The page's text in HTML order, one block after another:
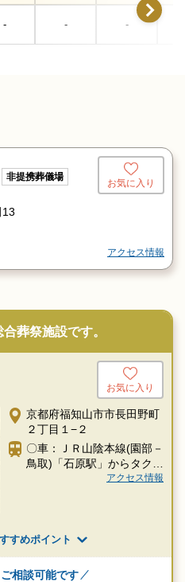
- - -
非提携葬儀場
お気に入り
アクセス情報
葬祭施設です。
お気に入り
京都府福知山市市長田野町
２丁目１−２
〇車：ＪＲ山陰本線(園部－
鳥取)「石原駅」からタクシ
アクセス情報
すめポイント
相談可能です